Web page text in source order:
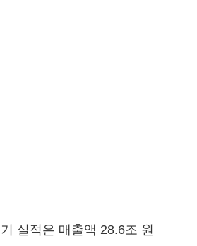
실적은 매출액 28.6조 원